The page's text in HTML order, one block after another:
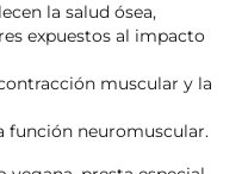
la salud ósea,
expuestos al impacto
muscular y la
función neuromuscular.